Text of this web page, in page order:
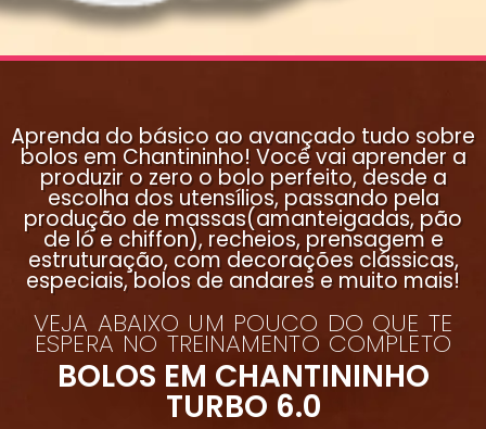
Aprenda do básico ao avançado tudo sobre
bolos em Chantininho! Você vai aprender a
produzir o zero o bolo perfeito, desde a
escolha dos utensílios, passando pela
produção de massas(amanteigadas, pão
de ló e chiffon), recheios, prensagem e
estruturação, com decorações clássicas,
especiais, bolos de andares e muito mais!
VEJA ABAIXO UM POUCO DO QUE TE
ESPERA NO TREINAMENTO COMPLETO
BOLOS EM CHANTININHO
TURBO 6.0